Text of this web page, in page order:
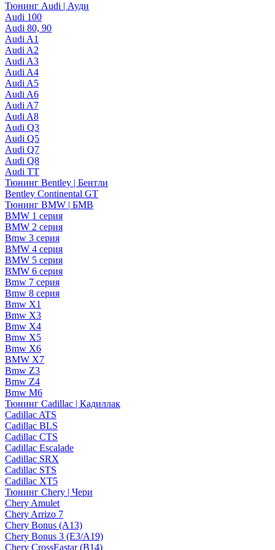
Тюнинг Audi | Ауди
Audi 100
Audi 80, 90
Audi A1
Audi A2
Audi A3
Audi A4
Audi A5
Audi A6
Audi A7
Audi A8
Audi Q3
Audi Q5
Audi Q7
Audi Q8
Audi TT
Тюнинг Bentley | Бентли
Bentley Continental GT
Тюнинг BMW | БМВ
BMW 1 серия
BMW 2 серия
Bmw 3 серия
BMW 4 серия
BMW 5 серия
BMW 6 серия
Bmw 7 серия
Bmw 8 серия
Bmw X1
Bmw X3
Bmw X4
Bmw X5
Bmw X6
BMW X7
Bmw Z3
Bmw Z4
Bmw М6
Тюнинг Cadillac | Кадиллак
Cadillac ATS
Cadillac BLS
Cadillac CTS
Cadillac Escalade
Cadillac SRX
Cadillac STS
Cadillac XT5
Тюнинг Chery | Чери
Chery Amulet
Chery Arrizo 7
Chery Bonus (A13)
Chery Bonus 3 (E3/A19)
Chery CrossEastar (B14)